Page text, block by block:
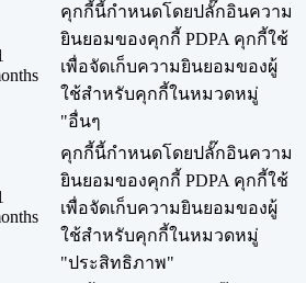
คุกกี้นี้กำหนดโดยปลั๊กอินความ
ยินยอมของคุกกี้ PDPA คุกกี้ใช้
เพื่อจัดเก็บความยินยอมของผู้
ใช้สำหรับคุกกี้ในหมวดหมู่
"อื่นๆ
คุกกี้นี้กำหนดโดยปลั๊กอินความ
ยินยอมของคุกกี้ PDPA คุกกี้ใช้
เพื่อจัดเก็บความยินยอมของผู้
ใช้สำหรับคุกกี้ในหมวดหมู่
"ประสิทธิภาพ"